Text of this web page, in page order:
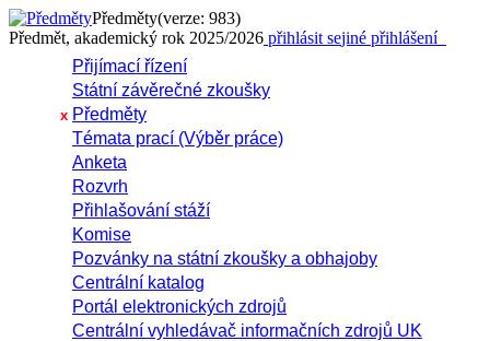
Předměty(verze: 983)
Předmět, akademický rok 2025/2026 přihlásit sejiné přihlášení
Přijímací řízení
Státní závěrečné zkoušky
x Předměty
Témata prací (Výběr práce)
Anketa
Rozvrh
Přihlašování stáží
Komise
Pozvánky na státní zkoušky a obhajoby
Centrální katalog
Portál elektronických zdrojů
Centrální vyhledávač informačních zdrojů UK